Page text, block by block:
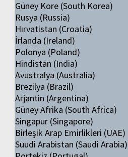
Güney Kore (South Korea)
Rusya (Russia)
Hırvatistan (Croatia)
İrlanda (Ireland)
Polonya (Poland)
Hindistan (India)
Avustralya (Australia)
Brezilya (Brazil)
Arjantin (Argentina)
Güney Afrika (South Africa)
Singapur (Singapore)
Birleşik Arap Emirlikleri (UAE)
Suudi Arabistan (Saudi Arabia)